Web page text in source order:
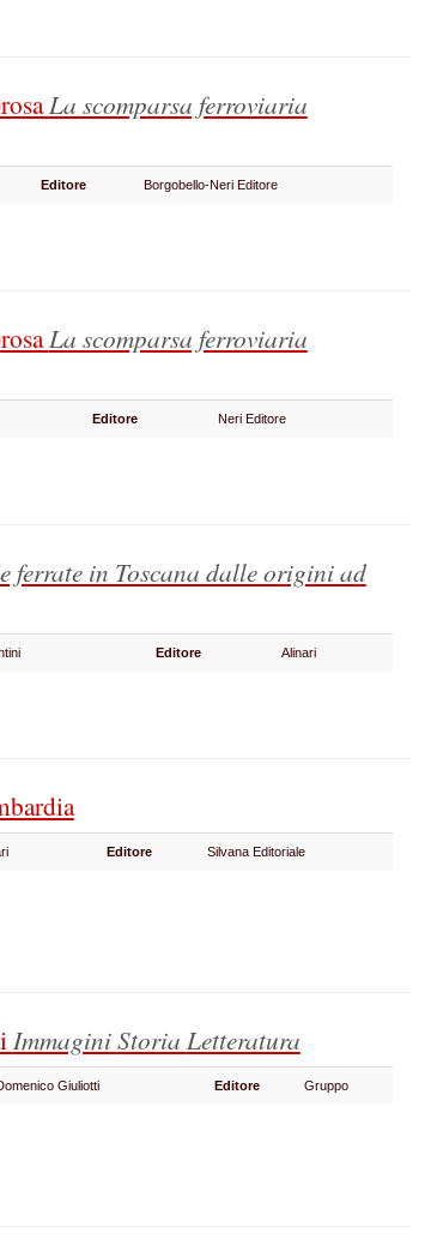
La scomparsa ferroviaria
Editore Borgobello-Neri Editore
La scomparsa ferroviaria
Editore Neri Editore
ferrate in Toscana dalle origini ad
Editore Alinari
Editore Silvana Editoriale
ImmaginiStoria Letteratura
Giuliotti Editore Gruppo